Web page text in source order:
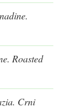
Roasted
Crni